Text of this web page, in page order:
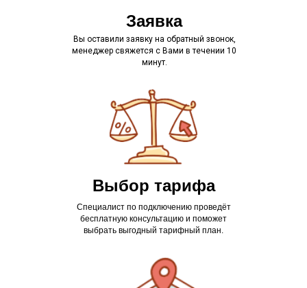
Вы оставили заявку на обратный звонок,
менеджер свяжется с Вами в течении 10
минут.
Специалист по подключению проведёт
бесплатную консультацию и поможет
выбрать выгодный тарифный план.
Заявка
Выбор тарифа